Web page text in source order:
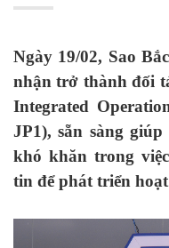
Ngày 19/02, Sao
nhận trở thành đối
Integrated
JP1), sẵn sàng giúp
khó khăn trong
tin để phát triển